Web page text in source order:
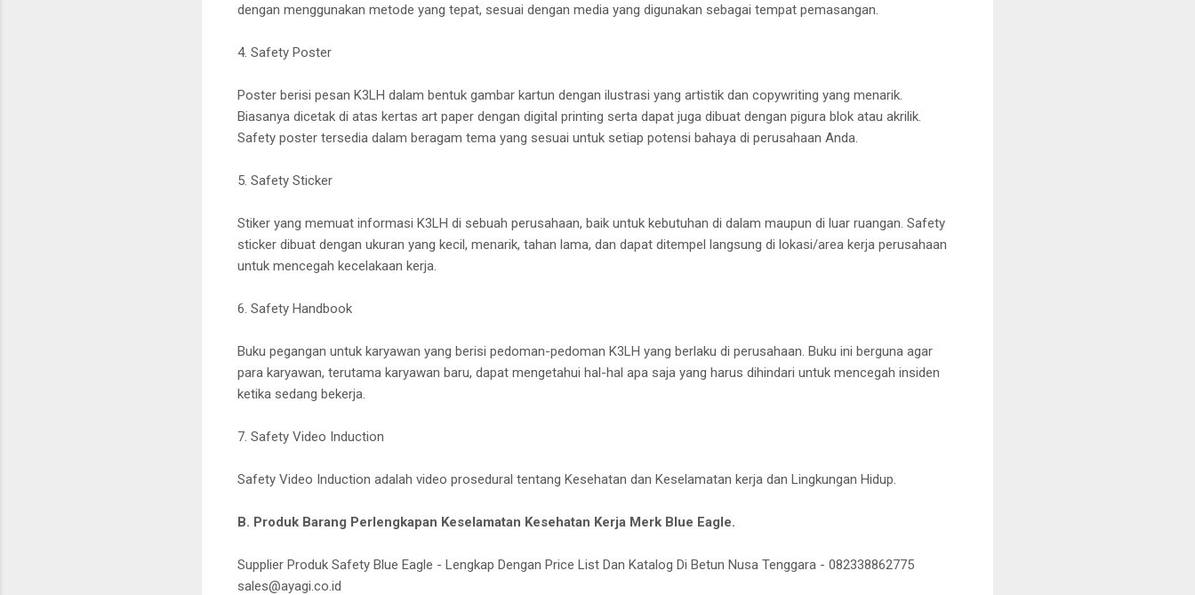
dengan menggunakan metode yang tepat, sesuai dengan media yang digunakan sebagai tempat pemasangan.
4. Safety Poster
Poster berisi pesan K3LH dalam bentuk gambar kartun dengan ilustrasi yang artistik dan copywriting yang menarik.
Biasanya dicetak di atas kertas art paper dengan digital printing serta dapat juga dibuat dengan pigura blok atau akrilik.
Safety poster tersedia dalam beragam tema yang sesuai untuk setiap potensi bahaya di perusahaan Anda.
5. Safety Sticker
Stiker yang memuat informasi K3LH di sebuah perusahaan, baik untuk kebutuhan di dalam maupun di luar ruangan. Safety
sticker dibuat dengan ukuran yang kecil, menarik, tahan lama, dan dapat ditempel langsung di lokasi/area kerja perusahaan
untuk mencegah kecelakaan kerja.
6. Safety Handbook
Buku pegangan untuk karyawan yang berisi pedoman-pedoman K3LH yang berlaku di perusahaan. Buku ini berguna agar
para karyawan, terutama karyawan baru, dapat mengetahui hal-hal apa saja yang harus dihindari untuk mencegah insiden
ketika sedang bekerja.
7. Safety Video Induction
Safety Video Induction adalah video prosedural tentang Kesehatan dan Keselamatan kerja dan Lingkungan Hidup.
B. Produk Barang Perlengkapan Keselamatan Kesehatan Kerja Merk Blue Eagle.
Supplier Produk Safety Blue Eagle - Lengkap Dengan Price List Dan Katalog Di Betun Nusa Tenggara - 082338862775
sales@ayagi.co.id